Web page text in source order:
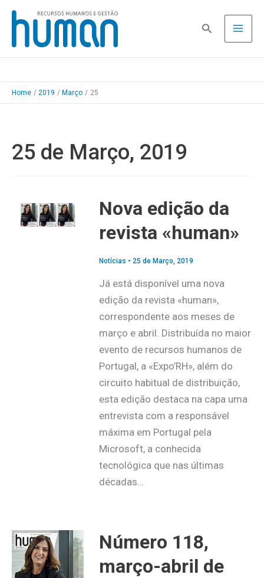
Skip
content
Pesquisa
Home 2019 Março 25
25 de Março, 2019
Nova edição da
revista «human»
Notícias • 25 de Março, 2019
Já está disponível uma nova
edição da revista «human»,
correspondente aos meses de
março e abril. Distribuída no maior
evento de recursos humanos de
Portugal, a «Expo’RH», além do
circuito habitual de distribuição,
esta edição destaca na capa uma
entrevista com a responsável
máxima em Portugal pela
Microsoft, a conhecida
tecnológica que nas últimas
décadas…
Número 118,
março-abril de